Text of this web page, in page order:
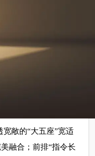
宽敞的“大五座”宽适
融合；前排“指令长